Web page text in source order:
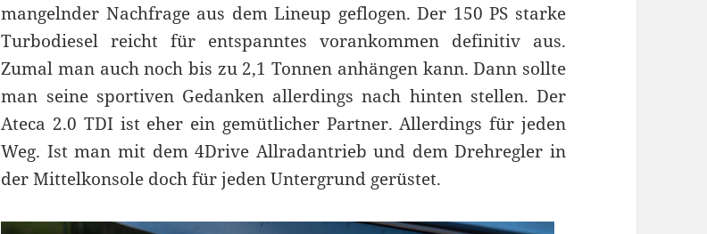
mangelnder Nachfrage aus dem Lineup geflogen. Der 150 PS starke
Turbodiesel reicht für entspanntes vorankommen definitiv aus.
Zumal man auch noch bis zu 2,1 Tonnen anhängen kann. Dann sollte
man seine sportiven Gedanken allerdings nach hinten stellen. Der
Ateca 2.0 TDI ist eher ein gemütlicher Partner. Allerdings für jeden
Weg. Ist man mit dem 4Drive Allradantrieb und dem Drehregler in
der Mittelkonsole doch für jeden Untergrund gerüstet.